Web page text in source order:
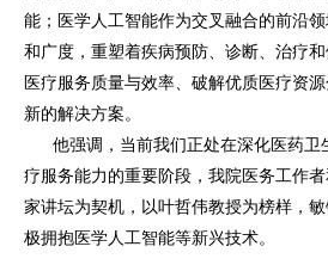
能；医学人工智能作为交叉融合的前沿
和广度，重塑着疾病预防、诊断、治疗
医疗服务质量与效率、破解优质医疗资
新的解决方案。
他强调，当前我们正处在深化医药卫
疗服务能力的重要阶段，我院医务工作
家讲坛为契机，以叶哲伟教授为榜样，
极拥抱医学人工智能等新兴技术。